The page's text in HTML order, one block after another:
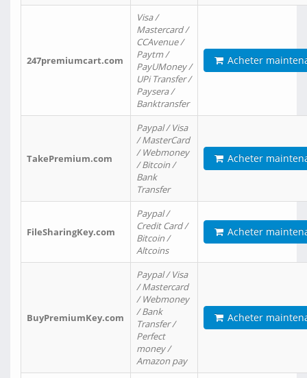
247premiumcart.com
Visa /
Mastercard /
CCAvenue /
Paytm /
PayUMoney /
UPi Transfer /
Paysera /
Banktransfer
Acheter
TakePremium.com
Paypal / Visa
/ MasterCard
/ Webmoney
/ Bitcoin /
Bank
Transfer
Acheter
FileSharingKey.com
Paypal /
Credit Card /
Bitcoin /
Altcoins
Acheter
BuyPremiumKey.com
Paypal / Visa
/ Mastercard
/ Webmoney
/ Bank
Transfer /
Perfect
money /
Amazon pay
Acheter